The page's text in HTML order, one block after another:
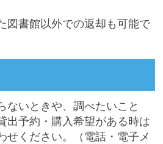
図書館以外での返却も可能で
ないときや、調べたいこと
出予約・購入希望がある時は
せください。（電話・電子メ